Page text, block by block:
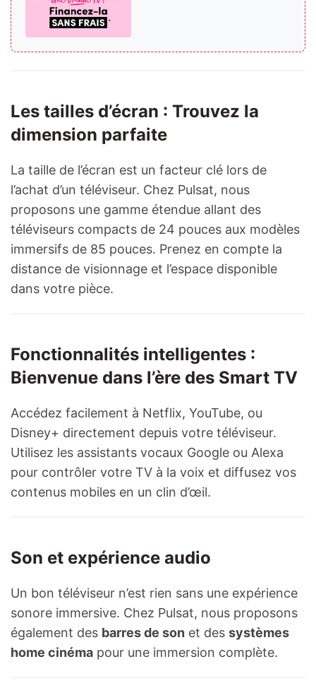
Les tailles d’écran : Trouvez la
dimension parfaite
La taille de l’écran est un facteur clé lors de
l’achat d’un téléviseur. Chez Pulsat, nous
proposons une gamme étendue allant des
téléviseurs compacts de 24 pouces aux modèles
immersifs de 85 pouces. Prenez en compte la
distance de visionnage et l’espace disponible
dans votre pièce.
Fonctionnalités intelligentes :
Bienvenue dans l’ère des Smart TV
Accédez facilement à Netflix, YouTube, ou
Disney+ directement depuis votre téléviseur.
Utilisez les assistants vocaux Google ou Alexa
pour contrôler votre TV à la voix et diffusez vos
contenus mobiles en un clin d’œil.
Son et expérience audio
Un bon téléviseur n’est rien sans une expérience
sonore immersive. Chez Pulsat, nous proposons
également des barres de son et des systèmes
home cinéma pour une immersion complète.